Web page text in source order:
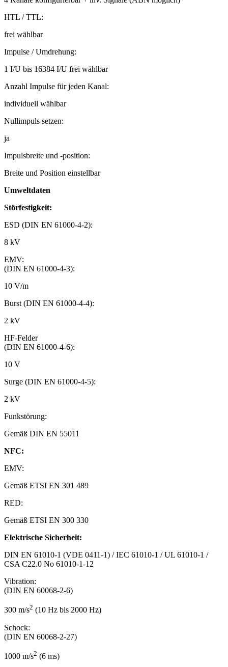
HTL / TTL:
frei wählbar
Impulse / Umdrehung:
1 I/U bis 16384 I/U frei wählbar
Anzahl Impulse für jeden Kanal:
individuell wählbar
Nullimpuls setzen:
ja
Impulsbreite und -position:
Breite und Position einstellbar
Umweltdaten
Störfestigkeit:
ESD (DIN EN 61000-4-2):
8 kV
EMV:
(DIN EN 61000-4-3):
10 V/m
Burst (DIN EN 61000-4-4):
2 kV
HF-Felder
(DIN EN 61000-4-6):
10 V
Surge (DIN EN 61000-4-5):
2 kV
Funkstörung:
Gemäß DIN EN 55011
NFC:
EMV:
Gemäß ETSI EN 301 489
RED:
Gemäß ETSI EN 300 330
Elektrische Sicherheit:
DIN EN 61010-1 (VDE 0411-1) / IEC 61010-1 / UL 61010-1 /
CSA C22.0 No 61010-1-12
Vibration:
(DIN EN 60068-2-6)
300 m/s2 (10 Hz bis 2000 Hz)
Schock:
(DIN EN 60068-2-27)
1000 m/s2 (6 ms)